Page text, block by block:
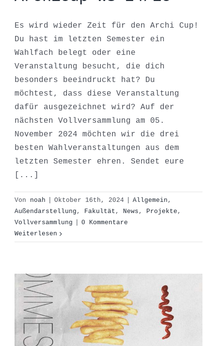
Es wird wieder Zeit für den Archi Cup!
Du hast im letzten Semester ein
Wahlfach belegt oder eine
Veranstaltung besucht, die dich
besonders beeindruckt hat? Du
möchtest, dass diese Veranstaltung
dafür ausgezeichnet wird? Auf der
nächsten Vollversammlung am 05.
November 2024 möchten wir die drei
besten Wahlveranstaltungen aus dem
letzten Semester ehren. Sendet eure
[...]
Von noah Oktober 16th, 2024 Allgemein ,
Außendarstellung , Fakultät , News , Projekte ,
Vollversammlung
0 Kommentare
Weiterlesen
PrePommesParty bei
Maier-Peveling’s